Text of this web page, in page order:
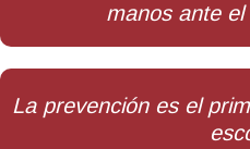
manos ante
La prevención es el